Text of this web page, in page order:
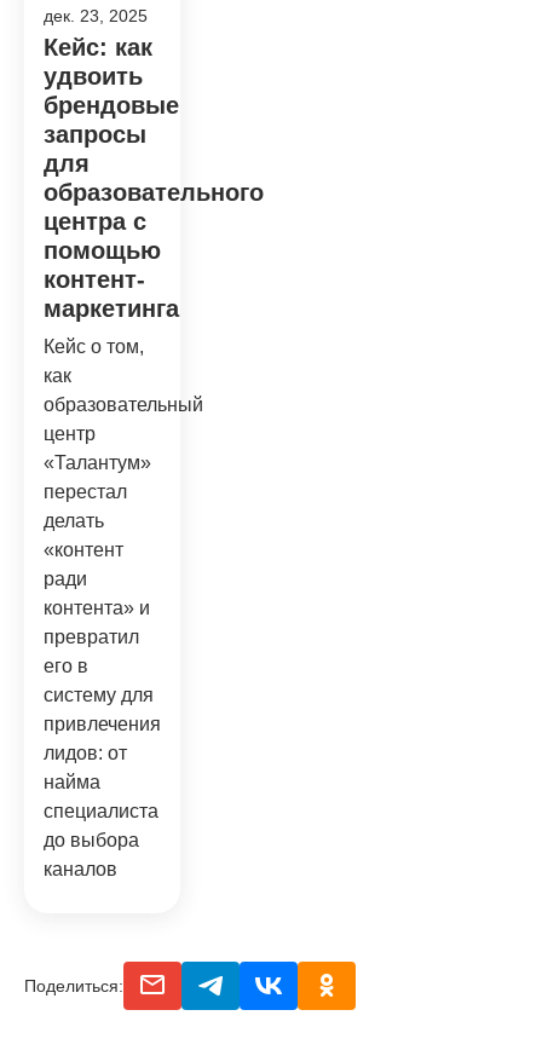
дек. 23, 2025
Кейс: как
удвоить
брендовые
запросы
для
образовательного
центра с
помощью
контент-
маркетинга
Кейс о том,
как
образовательный
центр
«Талантум»
перестал
делать
«контент
ради
контента» и
превратил
его в
систему для
привлечения
лидов: от
найма
специалиста
до выбора
каналов
Поделиться: email telegram vk odnoclassniki